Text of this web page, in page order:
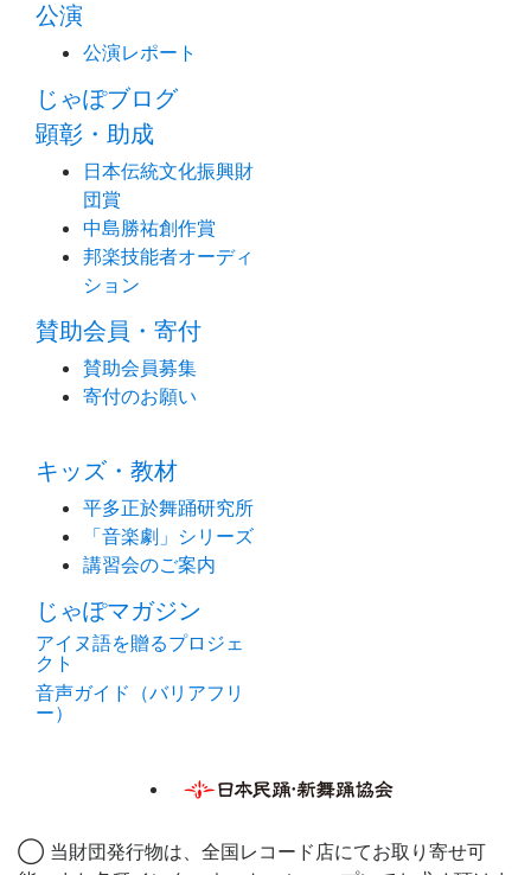
公演
公演レポート
じゃぽブログ
顕彰・助成
日本伝統文化振興財
団賞
中島勝祐創作賞
邦楽技能者オーディ
ション
賛助会員・寄付
賛助会員募集
寄付のお願い
キッズ・教材
平多正於舞踊研究所
「音楽劇」シリーズ
講習会のご案内
じゃぽマガジン
アイヌ語を贈るプロジェ
クト
音声ガイド（バリアフリ
ー）
◯ 当財団発行物は、全国レコード店にてお取り寄せ可